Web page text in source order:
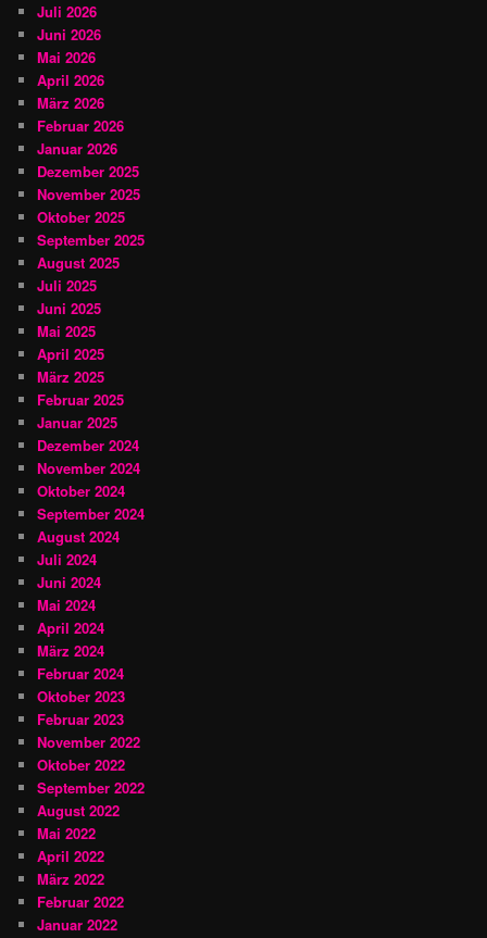
Juli 2026
Juni 2026
Mai 2026
April 2026
März 2026
Februar 2026
Januar 2026
Dezember 2025
November 2025
Oktober 2025
September 2025
August 2025
Juli 2025
Juni 2025
Mai 2025
April 2025
März 2025
Februar 2025
Januar 2025
Dezember 2024
November 2024
Oktober 2024
September 2024
August 2024
Juli 2024
Juni 2024
Mai 2024
April 2024
März 2024
Februar 2024
Oktober 2023
Februar 2023
November 2022
Oktober 2022
September 2022
August 2022
Mai 2022
April 2022
März 2022
Februar 2022
Januar 2022